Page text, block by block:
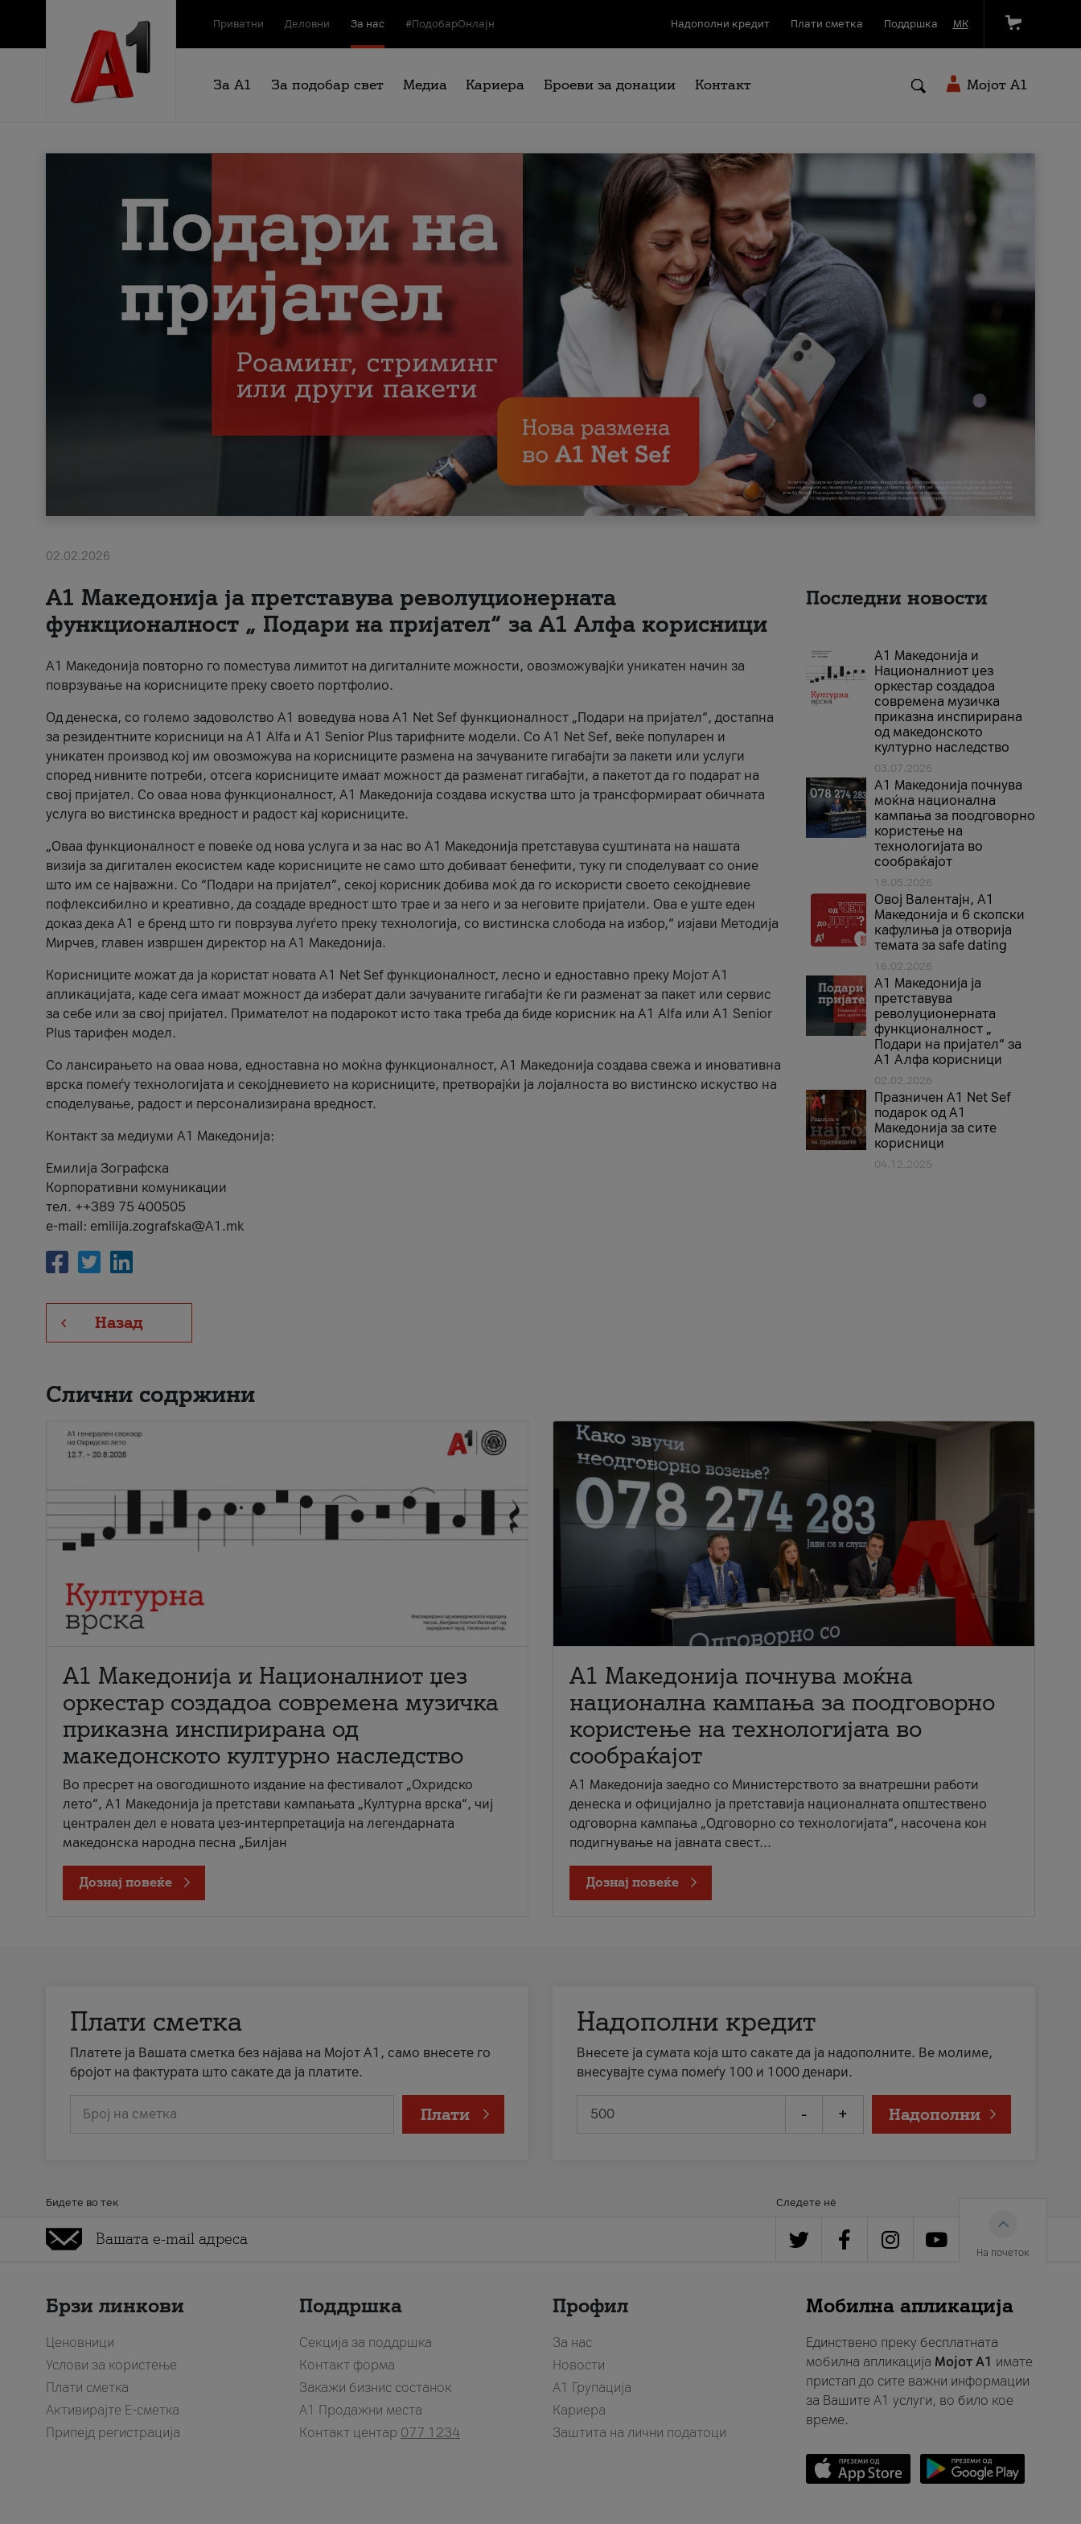
Приватни Деловни За нас #ПодобарОнлајн Надополни кредит Плати сметка Поддршка МК
За А1 За подобар свет Медиа Кариера Броеви за донации Контакт Мојот A1
02.02.2026
А1 Македонија ја претставува револуционерната
функционалност „ Подари на пријател“ за А1 Алфа корисници
А1 Македонија повторно го поместува лимитот на дигиталните можности, овозможувајќи уникатен начин за
поврзување на корисниците преку своето портфолио.
Од денеска, со големо задоволство А1 воведува нова A1 Net Sef функционалност „Подари на пријател“, достапна
за резидентните корисници на А1 Alfa и A1 Senior Plus тарифните модели. Со A1 Net Sef, веќе популарен и
уникатен производ кој им овозможува на корисниците размена на зачуваните гигабајти за пакети или услуги
според нивните потреби, отсега корисниците имаат можност да разменат гигабајти, а пакетот да го подарат на
свој пријател. Со оваа нова функционалност, А1 Македонија создава искуства што ја трансформираат обичната
услуга во вистинска вредност и радост кај корисниците.
„Оваа функционалност е повеќе од нова услуга и за нас во А1 Македонија претставува суштината на нашата
визија за дигитален екосистем каде корисниците не само што добиваат бенефити, туку ги споделуваат со оние
што им се најважни. Со “Подари на пријател”, секој корисник добива моќ да го искористи своето секојдневие
пофлексибилно и креативно, да создаде вредност што трае и за него и за неговите пријатели. Ова е уште еден
доказ дека А1 е бренд што ги поврзува луѓето преку технологија, со вистинска слобода на избор,“ изјави Методија
Мирчев, главен извршен директор на А1 Македонија.
Корисниците можат да ја користат новата А1 Net Sef функционалност, лесно и едноставно преку Мојот А1
апликацијата, каде сега имаат можност да изберат дали зачуваните гигабајти ќе ги разменат за пакет или сервис
за себе или за свој пријател. Примателот на подарокот исто така треба да биде корисник на А1 Alfa или A1 Senior
Plus тарифен модел.
Со лансирањето на оваа нова, едноставна но моќна функционалност, А1 Македонија создава свежа и иновативна
врска помеѓу технологијата и секојдневието на корисниците, претворајќи ја лојалноста во вистинско искуство на
споделување, радост и персонализирана вредност.
Контакт за медиуми А1 Македонија:
Емилија Зографска
Корпоративни комуникации
тел. ++389 75 400505
e-mail: emilija.zografska@A1.mk
Назад
Последни новости
А1 Македонија и
Националниот џез
оркестар создадоа
современа музичка
приказна инспирирана
од македонското
културно наследство
03.07.2026
A1 Македонија почнува
моќна национална
кампања за поодговорно
користење на
технологијата во
сообраќајот
18.05.2026
Овој Валентајн, A1
Македонија и 6 скопски
кафулиња ја отворија
темата за safe dating
16.02.2026
А1 Македонија ја
претставува
револуционерната
функционалност „
Подари на пријател“ за
А1 Алфа корисници
02.02.2026
Празничен A1 Net Sеf
подарок од А1
Македонија за сите
корисници
04.12.2025
Слични содржини
А1 Македонија и Националниот џез
оркестар создадоа современа музичка
приказна инспирирана од
македонското културно наследство
Во пресрет на овогодишното издание на фестивалот „Охридско
лето“, А1 Македонија ја претстави кампањата „Културна врска“, чиј
централен дел е новата џез-интерпретација на легендарната
македонска народна песна „Билјан
Дознај повеќе
A1 Македонија почнува моќна
национална кампања за поодговорно
користење на технологијата во
сообраќајот
A1 Македонија заедно со Министерството за внатрешни работи
денеска и официјално ја претставија националната општествено
одговорна кампања „Одговорно со технологијата“, насочена кон
подигнување на јавната свест...
Дознај повеќе
Плати сметка
Платете ја Вашата сметка без најава на Мојот А1, само внесете го
бројот на фактурата што сакате да ја платите.
Број на сметка Плати
Надополни кредит
Внесете ја сумата која што сакате да ја надополните. Ве молиме,
внесувајте сума помеѓу 100 и 1000 денари.
- + Надополни
Бидете во тек Следете нè
На почеток
Брзи линкови
Ценовници
Услови за користење
Плати сметка
Активирајте Е-сметка
Припејд регистрација
Поддршка
Секција за поддршка
Контакт форма
Закажи бизнис состанок
A1 Продажни места
Контакт центар 077 1234
Профил
За нас
Новости
А1 Групација
Кариера
Заштита на лични податоци
Мобилна апликација
Единствено преку бесплатната
мобилна апликација Мојот A1 имате
пристап до сите важни информации
за Вашите A1 услуги, во било кое
време.